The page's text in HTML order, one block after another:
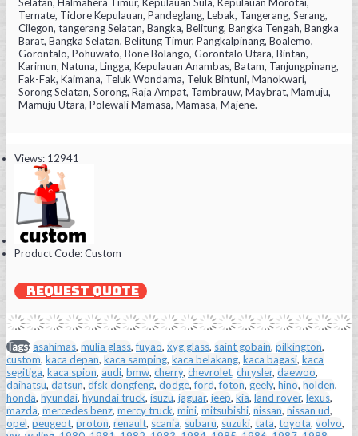
Ternate, Tidore Kepulauan, Pandeglang, Lebak, Tangerang, Serang,
Cilegon, tangerang Selatan, Bangka, Belitung, Bangka Tengah, Bangka
Barat, Bangka Selatan, Belitung Timur, Pangkalpinang, Boalemo,
Gorontalo, Pohuwato, Bone Bolango, Gorontalo Utara, Bintan,
Karimun, Natuna, Lingga, Kepulauan Anambas, Batam, Tanjungpinang,
Fak-Fak, Kaimana, Teluk Wondama, Teluk Bintuni, Manokwari,
Sorong Selatan, Sorong, Raja Ampat, Tambrauw, Maybrat, Mamuju,
Mamuju Utara, Polewali Mamasa, Mamasa, Majene.
Views: 12941
Product Code:Custom
REQUEST QUOTE
Tags:asahimas, mulia glass,fuyao, xyg glass, saint gobain, pilkington,
custom, kaca depan, kaca samping, kaca belakang, kaca bagasi, kaca
segitiga, kaca spion, audi, bmw, cherry, chevrolet, chrysler, daewoo,
daihatsu, datsun, dfsk dongfeng, dodge,ford,foton, geely, hino, holden,
honda, hyundai, hyundai truck, isuzu, jaguar, jeep, kia, land rover, lexus,
mazda, mercedes benz, mercy truck, mini, mitsubishi, nissan, nissan ud,
opel, peugeot, proton, renault, scania, subaru, suzuki, tata, toyota, volvo,